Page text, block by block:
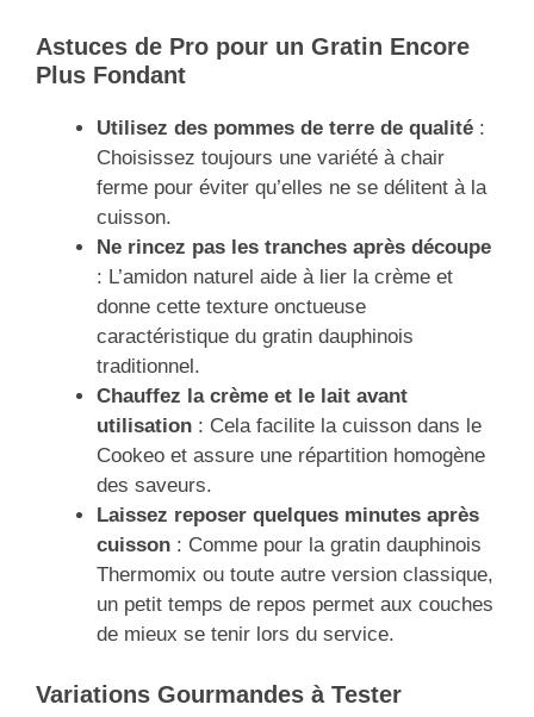
Astuces de Pro pour un Gratin Encore
Plus Fondant
Utilisez des pommes de terre de qualité :
Choisissez toujours une variété à chair
ferme pour éviter qu’elles ne se délitent à la
cuisson.
Ne rincez pas les tranches après découpe
: L’amidon naturel aide à lier la crème et
donne cette texture onctueuse
caractéristique du gratin dauphinois
traditionnel.
Chauffez la crème et le lait avant
utilisation : Cela facilite la cuisson dans le
Cookeo et assure une répartition homogène
des saveurs.
Laissez reposer quelques minutes après
cuisson : Comme pour la gratin dauphinois
Thermomix ou toute autre version classique,
un petit temps de repos permet aux couches
de mieux se tenir lors du service.
Variations Gourmandes à Tester